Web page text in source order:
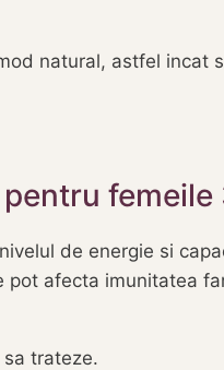
natural, astfel incat
femeile
de energie si
pot afecta imunitatea
trateze.